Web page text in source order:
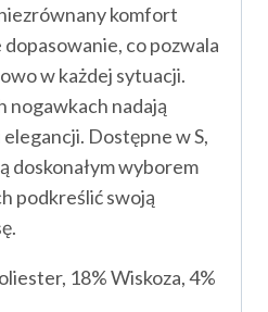
komfort
dopasowanie, co pozwala
w każdej sytuacji.
nogawkach nadają
Dostępne w S,
doskonałym wyborem
podkreślić swoją
18% Wiskoza, 4%